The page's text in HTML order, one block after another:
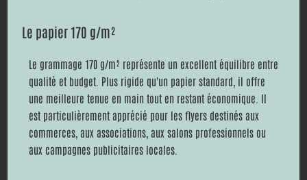
Le papier 170 g/m²
Le grammage 170 g/m² représente un excellent équilibre entre
qualité et budget. Plus rigide qu'un papier standard, il offre
une meilleure tenue en main tout en restant économique. Il
est particulièrement apprécié pour les flyers destinés aux
commerces, aux associations, aux salons professionnels ou
aux campagnes publicitaires locales.